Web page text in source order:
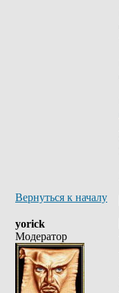
Вернуться к началу
yorick
Модератор